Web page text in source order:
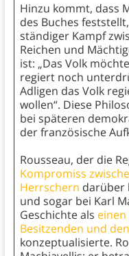
Hinzu kommt, dass
des Buches
ständiger Kampf
Reichen und
ist: „Das Volk
regiert noch
Adligen das Volk
wollen“. Diese
bei späteren
der französische
Rousseau, der die
Kompromiss
Herrschern darüber
und sogar bei Karl
Geschichte als
Besitzenden und
konzeptualisierte.